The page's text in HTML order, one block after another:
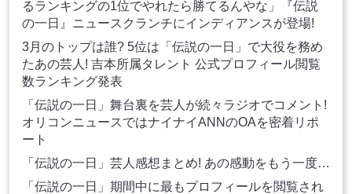
るランキングの1位でやれたら勝てるんやな」『伝説
の一日』ニュースクランチにインディアンスが登場!
3月のトップは誰? 5位は「伝説の一日」で大役を務め
たあの芸人! 吉本所属タレント 公式プロフィール閲覧
数ランキング発表
「伝説の一日」舞台裏を芸人が続々ラジオでコメント!
オリコンニュースではナイナイANNのOAを密着リポ
ート
「伝説の一日」芸人感想まとめ! あの感動をもう一度…
「伝説の一日」期間中に最もプロフィールを閲覧され